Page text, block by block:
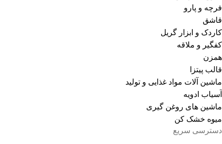
فرچه و پارو
قاشق
کاردک و ابزار گریل
کفگیر و ملاقه
همزن
قالب پیتزا
ماشین آلات مواد غذایی و تولید
آسیاب ادویه
ماشین های روغن گیری
میوه خشک کن
دسترسی سریع